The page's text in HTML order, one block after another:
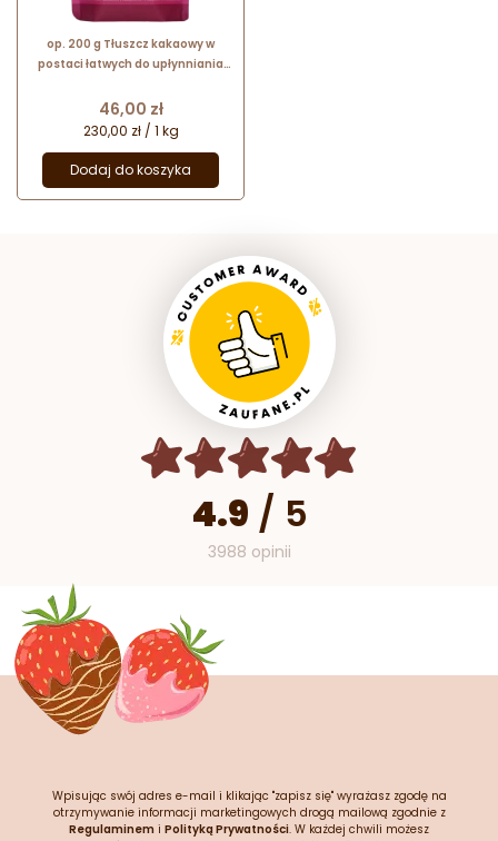
op. 200 g Tłuszcz kakaowy w
postaci łatwych do upłynniania
Cakes - nr. kat. F30100
Cena
46,00 zł
230,00 zł / 1 kg
Dodaj do koszyka
4.9 / 5
3988 opinii
Wpisując swój adres e-mail i klikając "zapisz się" wyrażasz zgodę na
otrzymywanie informacji marketingowych drogą mailową zgodnie z
Regulaminem i Polityką Prywatności. W każdej chwili możesz